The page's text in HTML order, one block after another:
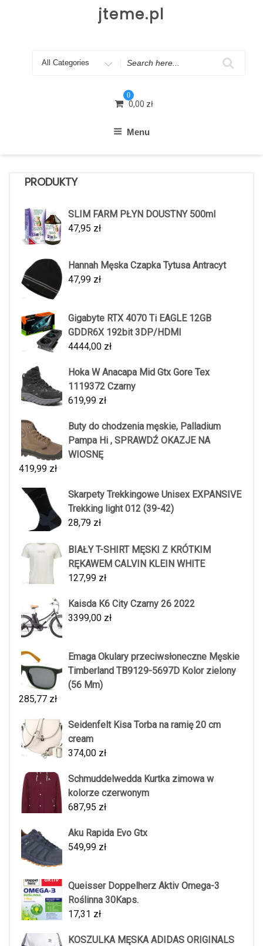
jteme.pl
Search
0
0,00 zł
Menu
PRODUKTY
SLIM FARM PŁYN DOUSTNY 500ml
47,95 zł
Hannah Męska Czapka Tytusa Antracyt
47,99 zł
Gigabyte RTX 4070 Ti EAGLE 12GB
GDDR6X 192bit 3DP/HDMI
4444,00 zł
Hoka W Anacapa Mid Gtx Gore Tex
1119372 Czarny
619,99 zł
Buty do chodzenia męskie, Palladium
Pampa Hi , SPRAWDŹ OKAZJE NA
WIOSNĘ
419,99 zł
Skarpety Trekkingowe Unisex EXPANSIVE
Trekking light 012 (39-42)
28,79 zł
BIAŁY T-SHIRT MĘSKI Z KRÓTKIM
RĘKAWEM CALVIN KLEIN WHITE
127,99 zł
Kaisda K6 City Czarny 26 2022
3399,00 zł
Emaga Okulary przeciwsłoneczne Męskie
Timberland TB9129-5697D Kolor zielony
(56 Mm)
285,77 zł
Seidenfelt Kisa Torba na ramię 20 cm
cream
374,00 zł
Schmuddelwedda Kurtka zimowa w
kolorze czerwonym
687,95 zł
Aku Rapida Evo Gtx
549,99 zł
Queisser Doppelherz Aktiv Omega-3
Roślinna 30Kaps.
17,31 zł
KOSZULKA MĘSKA ADIDAS ORIGINALS